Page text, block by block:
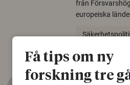
från
europeiska
Gammalt
Få tips om ny
forskning tre